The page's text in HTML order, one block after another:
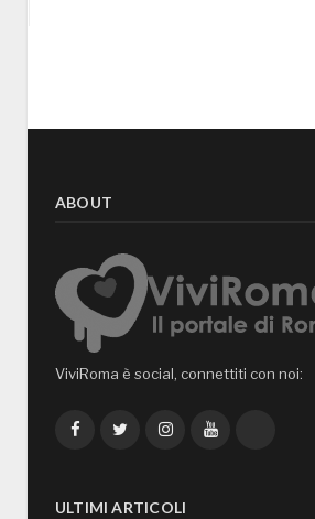
ABOUT
ViviRoma è social, connettiti con noi:
FacebookTwitterInstagramYouTube
ULTIMI ARTICOLI